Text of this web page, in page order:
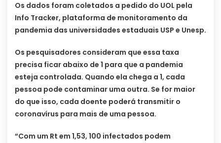
Os dados foram coletados a pedido do UOL pela
Info Tracker, plataforma de monitoramento da
pandemia das universidades estaduais USP e Unesp.
Os pesquisadores consideram que essa taxa
precisa ficar abaixo de 1 para que a pandemia
esteja controlada. Quando ela chega a 1, cada
pessoa pode contaminar uma outra. Se for maior
do que isso, cada doente poderá transmitir o
coronavírus para mais de uma pessoa.
“Com um Rt em 1,53, 100 infectados podem